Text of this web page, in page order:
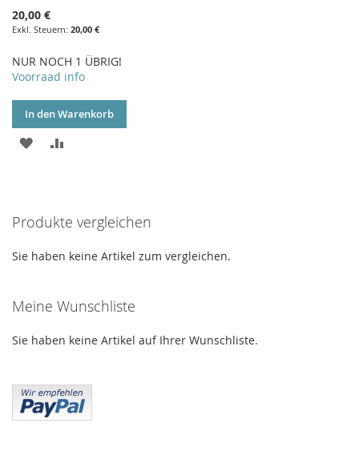
20,00 €
20,00 €
NUR NOCH 1 ÜBRIG!
Voorraad info
In den Warenkorb
ZUR
Produkte vergleichen
Sie haben keine Artikel zum vergleichen.
Meine Wunschliste
Sie haben keine Artikel auf Ihrer Wunschliste.